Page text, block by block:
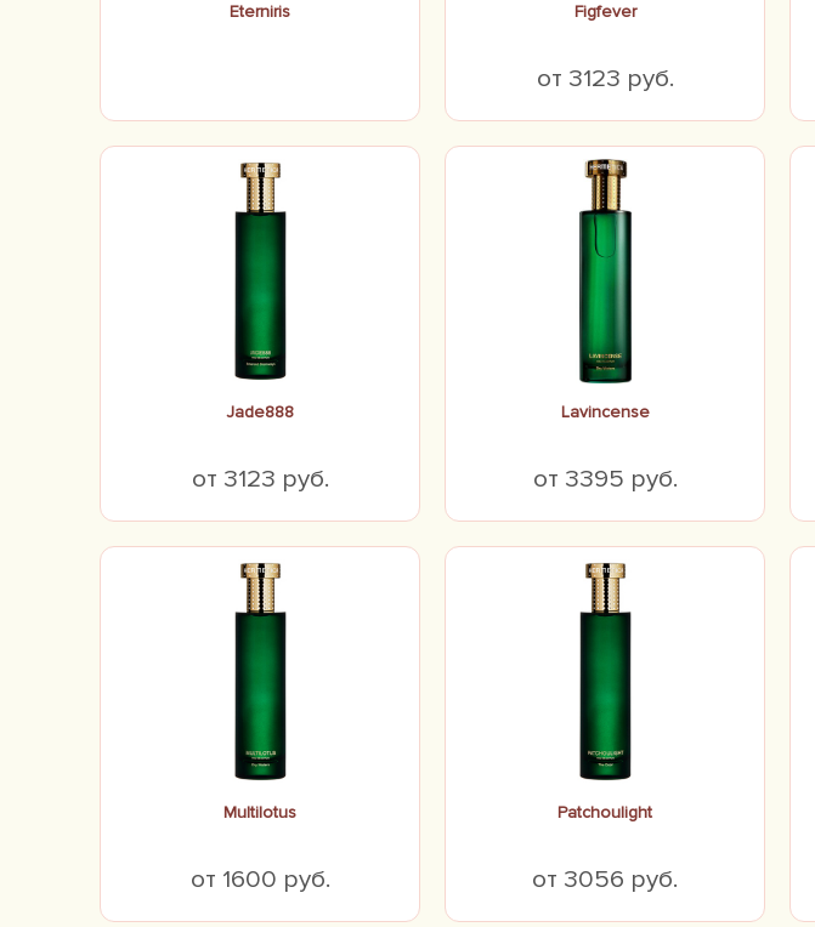
Eterniris Figfever
от 3123 руб.
Jade888
от 3123 руб.
Lavincense
от 3395 руб.
Multilotus
от 1600 руб.
Patchoulight
от 3056 руб.